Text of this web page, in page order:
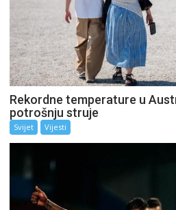
Rekordne temperature u
potrošnju struje
Svijet Vijesti